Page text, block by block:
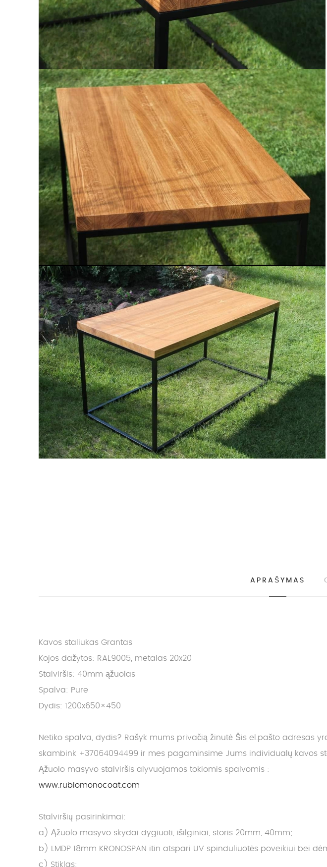
APRAŠYMAS
Kavos staliukas Grantas
Kojos dažytos: RAL9005, metalas 20x20
Stalviršis: 40mm ąžuolas
Spalva: Pure
Dydis: 1200x650×450
Netiko spalva, dydis? Rašyk mums privačią žinutė Šis el.pašto adresas
skambink +37064094499 ir mes pagaminsime Jums individualų kavos
Ąžuolo masyvo stalviršis alyvuojamos tokiomis spalvomis :
www.rubiomonocoat.com
Stalviršių pasirinkimai:
a) Ąžuolo masyvo skydai dygiuoti, išilginiai, storis 20mm, 40mm;
b) LMDP 18mm KRONOSPAN itin atspari UV spinduliuotės poveikiui bei
c) Stiklas: